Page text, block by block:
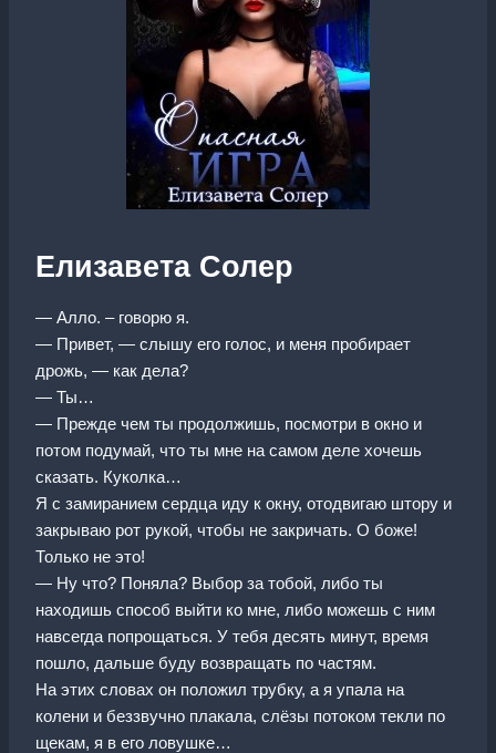
Елизавета Солер
— Алло. – говорю я.
— Привет, — слышу его голос, и меня пробирает
дрожь, — как дела?
— Ты…
— Прежде чем ты продолжишь, посмотри в окно и
потом подумай, что ты мне на самом деле хочешь
сказать. Куколка…
Я с замиранием сердца иду к окну, отодвигаю штору и
закрываю рот рукой, чтобы не закричать. О боже!
Только не это!
— Ну что? Поняла? Выбор за тобой, либо ты
находишь способ выйти ко мне, либо можешь с ним
навсегда попрощаться. У тебя десять минут, время
пошло, дальше буду возвращать по частям.
На этих словах он положил трубку, а я упала на
колени и беззвучно плакала, слёзы потоком текли по
щекам, я в его ловушке…